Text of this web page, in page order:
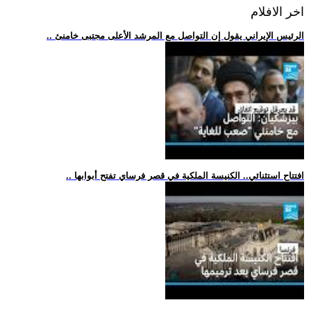
اخر الافلام
.. الرئيس الإيراني يقول إن التواصل مع المرشد الأعلى مجتبى خامنئ
.. افتتاح استثنائي.. الكنيسة الملكية في قصر فرساي تفتح أبوابها